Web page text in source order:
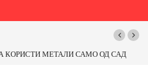
КОРИСТИ МЕТАЛИ САМО ОД САД